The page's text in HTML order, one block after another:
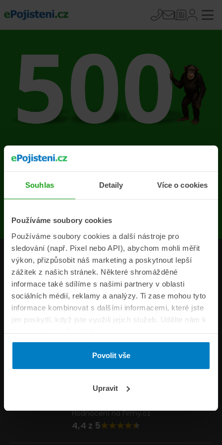
Souhlas Detaily Více o cookies
Používáme soubory cookies
Používáme soubory cookies a další nástroje pro
sledování (např. Pixel nebo API), abychom mohli měřit
výkon, přizpůsobit náš marketing a poskytnout lepší
zážitek z našich stránek. Některé shromážděné
informace také sdílíme s našimi partnery v oblasti
sociálních médií, reklamy a analýzy. Ti zase mohou tyto
informace kombinovat s dalšími informacemi, které jste
jim poskytli, když jste využili jejich služeb. Udělte nám k
tomu prosím svůj souhlas.
Povolit vše
Upravit
Na stránce se vyskytla
chyba
Produkty
Pojišťovny
Informace
ePojisteni.cz
Formuláře
Napište nám
Hodnocení na Firmy.cz
4,4 z 5